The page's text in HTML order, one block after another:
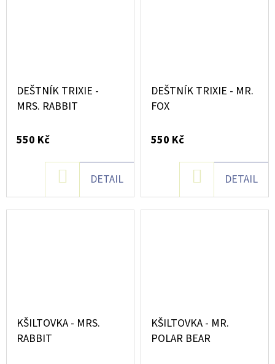
DEŠTNÍK TRIXIE -
MRS. RABBIT
550 Kč
KOŠÍKU
DETAIL
DEŠTNÍK TRIXIE - MR.
FOX
550 Kč
KOŠÍKU
DETAIL
KŠILTOVKA - MRS.
RABBIT
KŠILTOVKA - MR.
POLAR BEAR